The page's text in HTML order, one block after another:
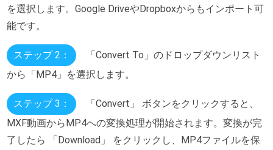
を選択します。Google DriveやDropboxからもインポート可
能です。
ステップ 2：
「Convert To」のドロップダウンリスト
から「MP4」を選択します。
ステップ 3：
「Convert」 ボタンをクリックすると、
MXF動画からMP4への変換処理が開始されます。変換が完
了したら 「Download」 をクリックし、MP4ファイルを保